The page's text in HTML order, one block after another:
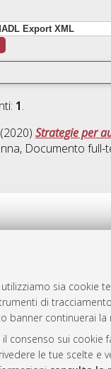
sia cookie
di
banner continuerai
consenso sui cookie
le tue scelte e
1.
(2020) Strategie per
, Documento full-
© ALMA MATER